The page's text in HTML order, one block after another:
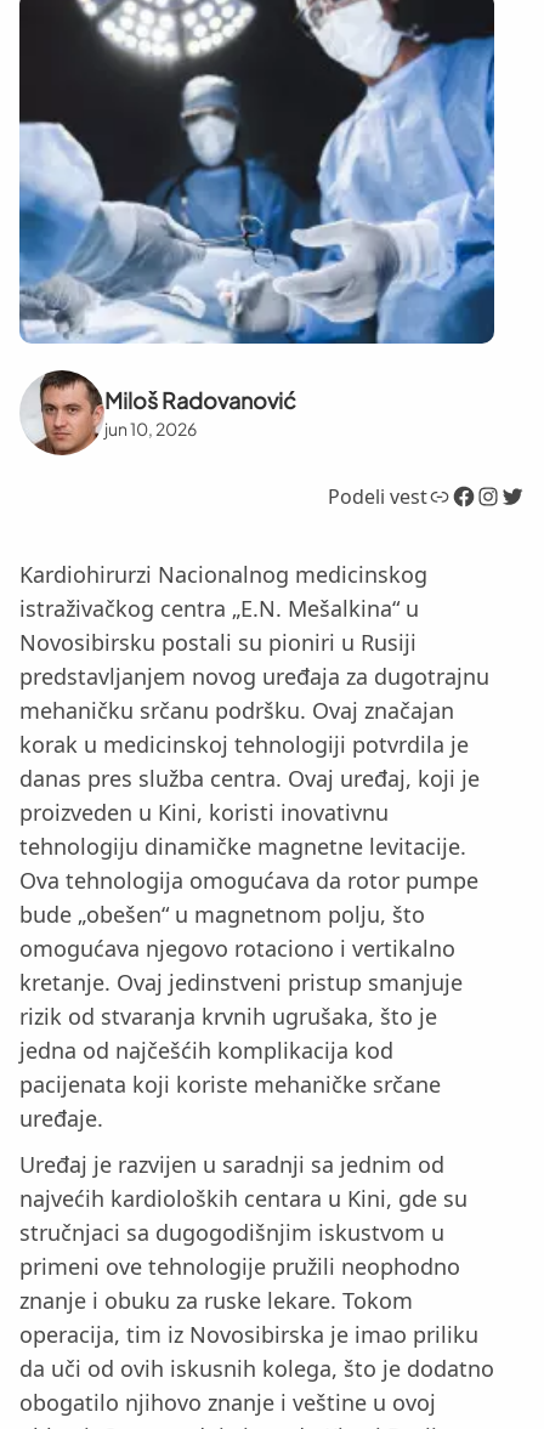
Miloš Radovanović
jun 10, 2026
Podeli vestLink Facebook InstagramTwitter
Kardiohirurzi Nacionalnog medicinskog
istraživačkog centra „E.N. Mešalkina“ u
Novosibirsku postali su pioniri u Rusiji
predstavljanjem novog uređaja za dugotrajnu
mehaničku srčanu podršku. Ovaj značajan
korak u medicinskoj tehnologiji potvrdila je
danas pres služba centra. Ovaj uređaj, koji je
proizveden u Kini, koristi inovativnu
tehnologiju dinamičke magnetne levitacije.
Ova tehnologija omogućava da rotor pumpe
bude „obešen“ u magnetnom polju, što
omogućava njegovo rotaciono i vertikalno
kretanje. Ovaj jedinstveni pristup smanjuje
rizik od stvaranja krvnih ugrušaka, što je
jedna od najčešćih komplikacija kod
pacijenata koji koriste mehaničke srčane
uređaje.
Uređaj je razvijen u saradnji sa jednim od
najvećih kardioloških centara u Kini, gde su
stručnjaci sa dugogodišnjim iskustvom u
primeni ove tehnologije pružili neophodno
znanje i obuku za ruske lekare. Tokom
operacija, tim iz Novosibirska je imao priliku
da uči od ovih iskusnih kolega, što je dodatno
obogatilo njihovo znanje i veštine u ovoj